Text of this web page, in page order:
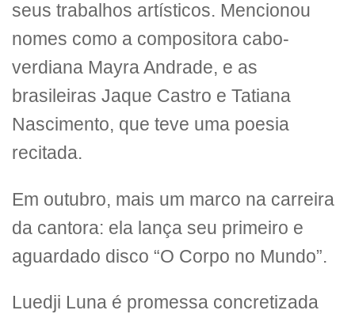
seus trabalhos artísticos. Mencionou
nomes como a compositora cabo-
verdiana Mayra Andrade, e as
brasileiras Jaque Castro e Tatiana
Nascimento, que teve uma poesia
recitada.
Em outubro, mais um marco na carreira
da cantora: ela lança seu primeiro e
aguardado disco “O Corpo no Mundo”.
Luedji Luna é promessa concretizada